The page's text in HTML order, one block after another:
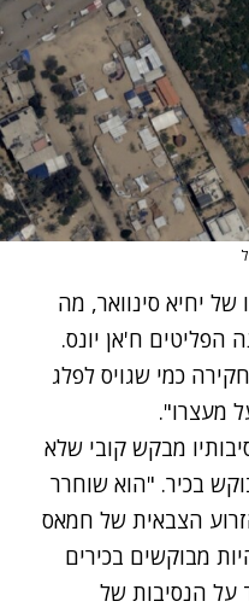
של יחיא סינוואר, מה
הפליטים ח'אן יונס.
כמי שגויס לפלג
מעצרו".
מבקש קובי שלא
בכיר. "הוא שוחרר
הצבאית של חמאס
מבוקשים בכירים
על הנסיבות של